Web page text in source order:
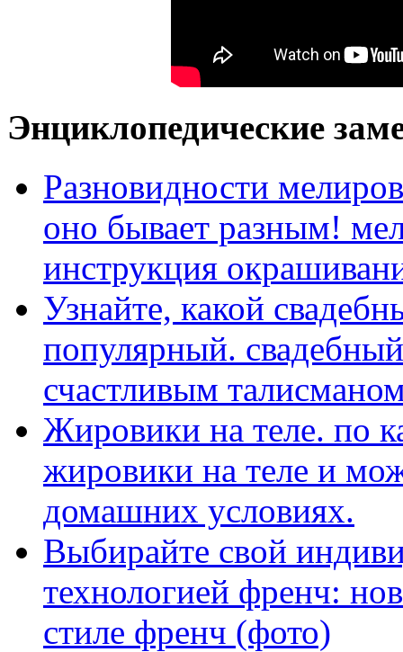
Энциклопедические
Разновидности
оно бывает разным!
инструкция
Узнайте, какой
популярный.
счастливым
Жировики на теле. по
жировики на теле и
домашних условиях.
Выбирайте свой
технологией френч:
стиле френч (фото)